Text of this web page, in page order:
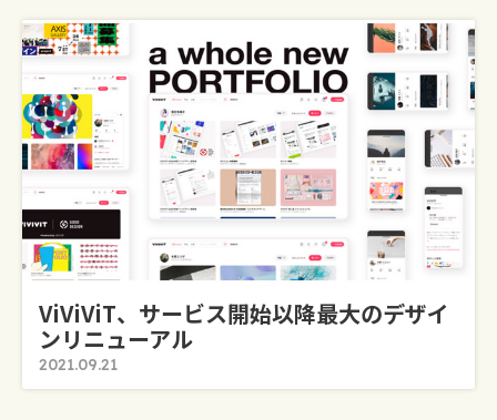
ViViViT、サービス開始以降最大のデザイ
ンリニューアル
2021.09.21